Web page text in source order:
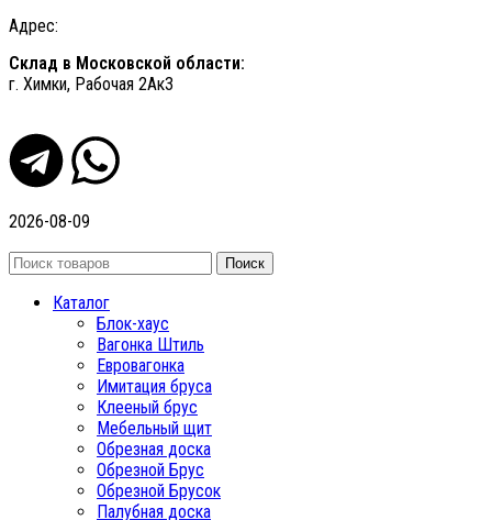
Адрес:
Склад в Московской области:
г. Химки, Рабочая 2Ак3
2026-08-09
Поиск
Каталог
Блок-хаус
Вагонка Штиль
Евровагонка
Имитация бруса
Клееный брус
Мебельный щит
Обрезная доска
Обрезной Брус
Обрезной Брусок
Палубная доска